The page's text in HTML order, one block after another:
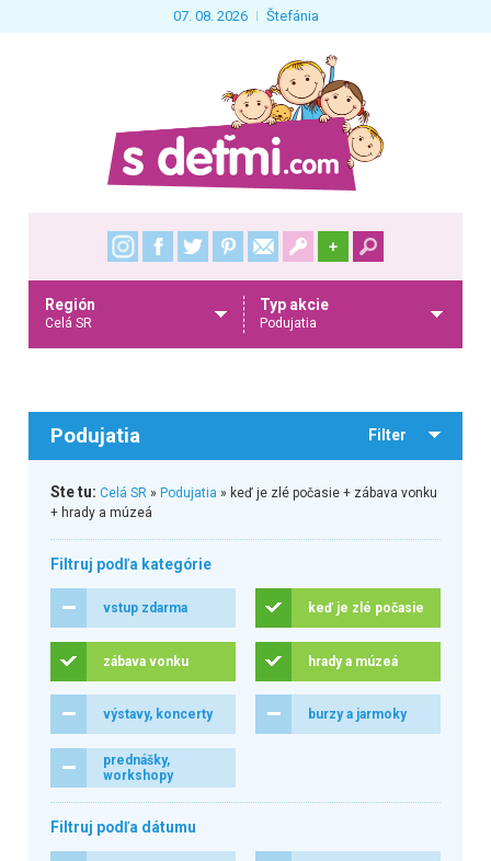
07. 08. 2026 Štefánia
+
Región
Celá SR
Typ akcie
Podujatia
Podujatia Filter
Ste tu: Celá SR» Podujatia » keď je zlé počasie + zábava vonku
+ hrady a múzeá
Filtruj podľa kategórie
vstup zdarma keď je zlé počasie
zábava vonku hrady a múzeá
výstavy, koncerty burzy a jarmoky
prednášky,
workshopy
Filtruj podľa dátumu